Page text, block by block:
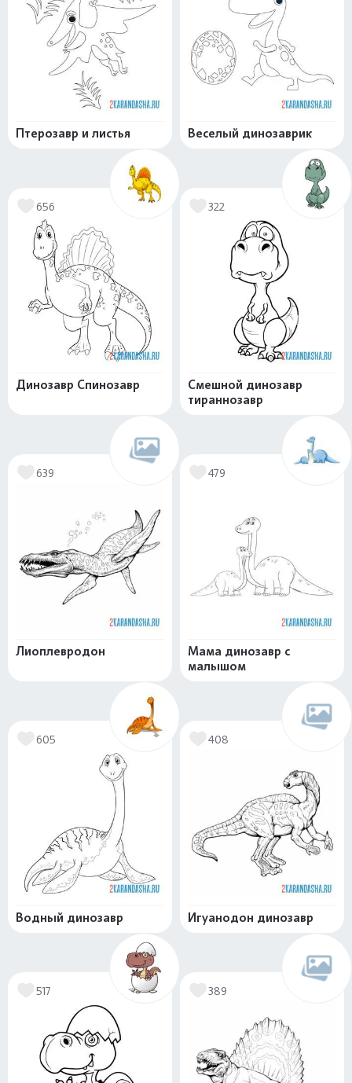
Птерозавр и листья Веселый динозаврик
656
Динозавр Спинозавр
322
Смешной динозавр
тираннозавр
639
Лиоплевродон
479
Мама динозавр с
малышом
605
Водный динозавр
408
Игуанодон динозавр
517 389